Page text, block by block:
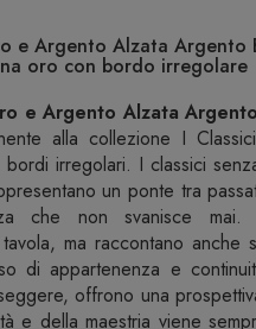
e Argento Alzata
oro con bordo irregolare
e Argento Alzata
alla collezione I
irregolari. I classici
un ponte tra
che non svanisce
ma raccontano
di appartenenza e
offrono una
e della maestria viene